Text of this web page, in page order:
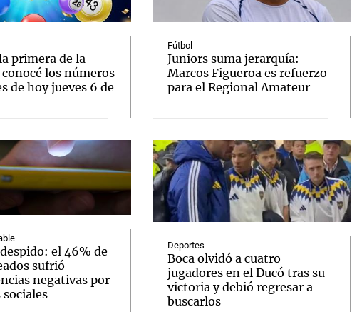
primera de la
los números
de hoy jueves 6 de
el 46% de
sufrió
negativas por
sociales
Fútbol
Juniors suma jerarquía:
Marcos Figueroa es refuerzo
para el Regional Amateur
Deportes
Boca olvidó a cuatro
jugadores en el Ducó tras su
victoria y debió regresar a
buscarlos
El huracán de Arequito
Notas
Cadena 3 en Groenlandia